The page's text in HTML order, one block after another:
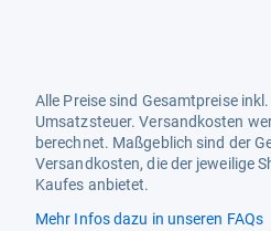
Alle Preise sind Gesamtpreise
Umsatzsteuer. Versandkosten
berechnet. Maßgeblich sind der
Versandkosten, die der jeweilige
Kaufes anbietet.
Mehr Infos dazu in unseren FAQs